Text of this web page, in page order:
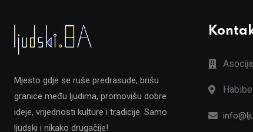
Mjesto gdje se ruše predrasude, brišu
granice među ljudima, promovišu dobre
ideje, vrijednosti kulture i tradicije. Samo
ljudski i nikako drugačije!